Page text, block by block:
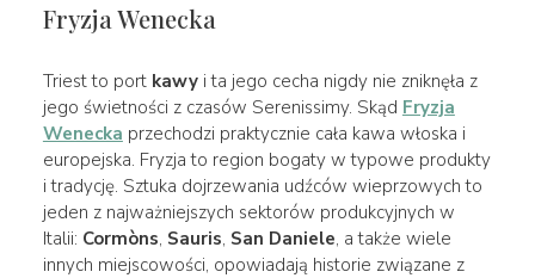
Fryzja Wenecka
Triest to port kawyi ta jego cecha nigdy nie zniknęła z
jego świetności z czasów Serenissimy. Skąd Fryzja
Wenecka przechodzi praktycznie cała kawa włoska i
europejska. Fryzja to region bogaty w typowe produkty
i tradycję. Sztuka dojrzewania udźców wieprzowych to
jeden z najważniejszych sektorów produkcyjnych w
Italii: Cormòns, Sauris, San Daniele, a także wiele
innych miejscowości, opowiadają historie związane z